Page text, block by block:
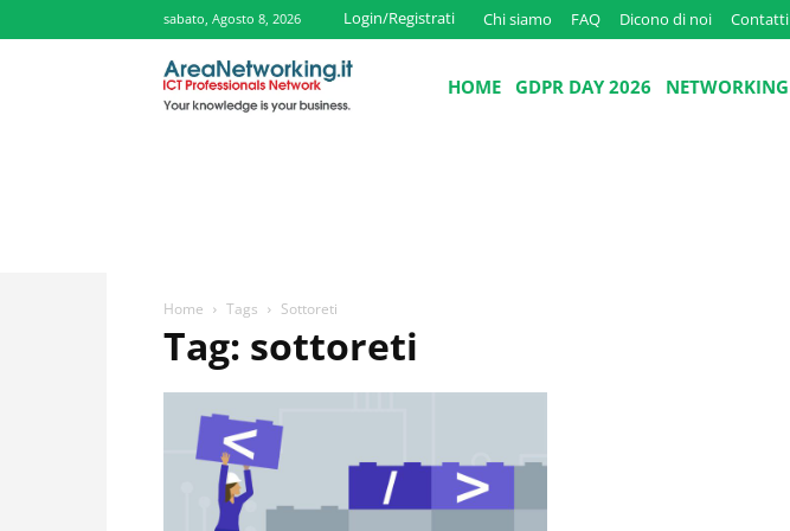
sabato, Agosto 8, 2026 Login/Registrati Chi siamo FAQ Dicono di noi Contatti
HOME GDPR DAY 2026 NETWORKING
Home Tags Sottoreti
Tag: sottoreti